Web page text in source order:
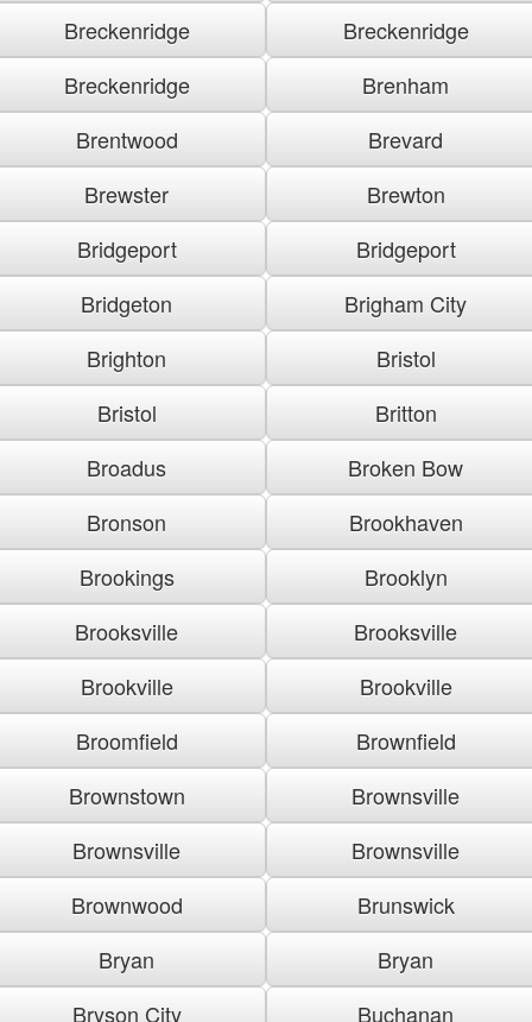
Breckenridge
Breckenridge
Breckenridge
Brenham
Brentwood
Brevard
Brewster
Brewton
Bridgeport
Bridgeport
Bridgeton
Brigham City
Brighton
Bristol
Bristol
Britton
Broadus
Broken Bow
Bronson
Brookhaven
Brookings
Brooklyn
Brooksville
Brooksville
Brookville
Brookville
Broomfield
Brownfield
Brownstown
Brownsville
Brownsville
Brownsville
Brownwood
Brunswick
Bryan
Bryan
Bryson City
Buchanan